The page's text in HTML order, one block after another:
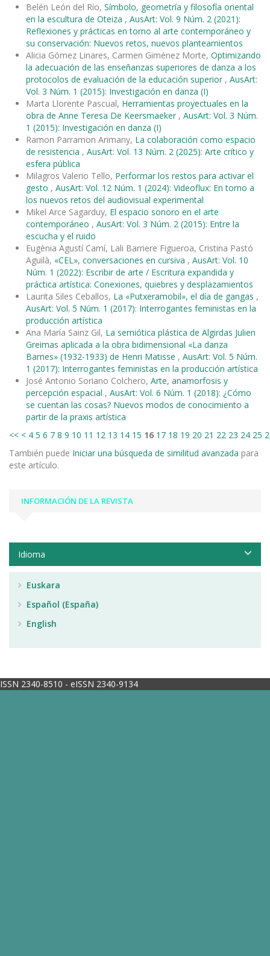
Belén León del Río, Símbolo, geometría y filosofía oriental
en la escultura de Oteiza , AusArt: Vol. 9 Núm. 2 (2021):
Reflexiones y prácticas en torno al arte contemporáneo y
su conservación: Nuevos retos, nuevos planteamientos
Alicia Gómez Linares, Carmen Giménez Morte, Optimizando
la adecuación de las enseñanzas superiores de danza a los
protocolos de evaluación de la educación superior , AusArt:
Vol. 3 Núm. 1 (2015): Investigación en danza (I)
Marta Llorente Pascual, Herramientas proyectuales en la
obra de Anne Teresa De Keersmaeker , AusArt: Vol. 3 Núm.
1 (2015): Investigación en danza (I)
Ramon Parramon Arimany, La colaboración como espacio
de resistencia , AusArt: Vol. 13 Núm. 2 (2025): Arte crítico y
esfera pública
Milagros Valerio Tello, Performar los restos para activar el
gesto , AusArt: Vol. 12 Núm. 1 (2024): Videoflux: En torno a
los nuevos retos del audiovisual experimental
Mikel Arce Sagarduy, El espacio sonoro en el arte
contemporáneo , AusArt: Vol. 3 Núm. 2 (2015): Entre la
escucha y el ruido
Eugènia Agustí Camí, Lali Barriere Figueroa, Cristina Pastó
Aguilà, «CEL», conversaciones en cursiva , AusArt: Vol. 10
Núm. 1 (2022): Escribir de arte / Escritura expandida y
práctica artística: Conexiones, quiebres y desplazamientos
Laurita Siles Ceballos, La «Putxeramobil», el día de gangas ,
AusArt: Vol. 5 Núm. 1 (2017): Interrogantes feministas en la
producción artística
Ana María Sainz Gil, La semiótica plástica de Algirdas Julien
Greimas aplicada a la obra bidimensional «La danza
Barnes» (1932-1933) de Henri Matisse , AusArt: Vol. 5 Núm.
1 (2017): Interrogantes feministas en la producción artística
José Antonio Soriano Colchero, Arte, anamorfosis y
percepción espacial , AusArt: Vol. 6 Núm. 1 (2018): ¿Cómo
se cuentan las cosas? Nuevos modos de conocimiento a
partir de la praxis artística
<< < 4 5 6 7 8 9 10 11 12 13 14 15 16 17 18 19 20 21 22 23 24 25
También puede Iniciar una búsqueda de similitud avanzada para
este artículo.
INFORMACIÓN DE LA REVISTA
Idioma
Euskara
Español (España)
English
ISSN 2340-8510 - eISSN 2340-9134